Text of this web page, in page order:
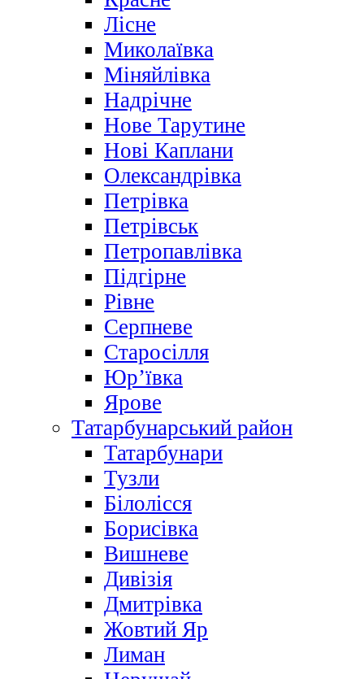
Лісне
Миколаївка
Міняйлівка
Надрічне
Нове Тарутине
Нові Каплани
Олександрівка
Петрівка
Петрівськ
Петропавлівка
Підгірне
Рівне
Серпневе
Старосілля
Юр’ївка
Ярове
Татарбунарський район
Татарбунари
Тузли
Білолісся
Борисівка
Вишневе
Дивізія
Дмитрівка
Жовтий Яр
Лиман